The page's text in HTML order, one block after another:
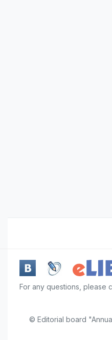
For any questions, please
© Editorial board